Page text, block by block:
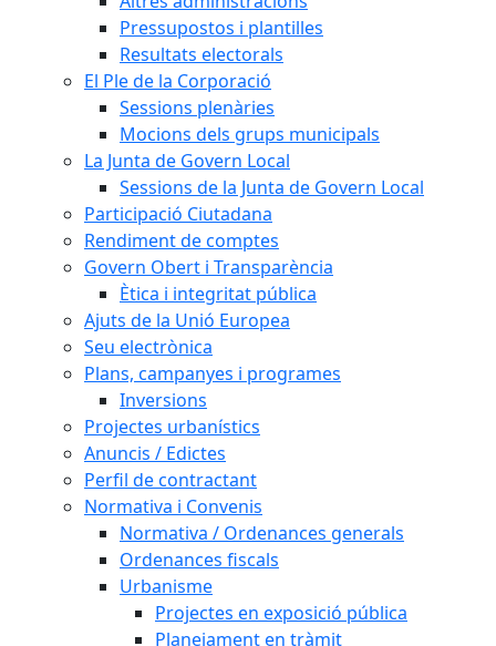
Pressupostos i plantilles
Resultats electorals
El Ple de la Corporació
Sessions plenàries
Mocions dels grups municipals
La Junta de Govern Local
Sessions de la Junta de Govern Local
Participació Ciutadana
Rendiment de comptes
Govern Obert i Transparència
Ètica i integritat pública
Ajuts de la Unió Europea
Seu electrònica
Plans, campanyes i programes
Inversions
Projectes urbanístics
Anuncis / Edictes
Perfil de contractant
Normativa i Convenis
Normativa / Ordenances generals
Ordenances fiscals
Urbanisme
Projectes en exposició pública
Planejament en tràmit